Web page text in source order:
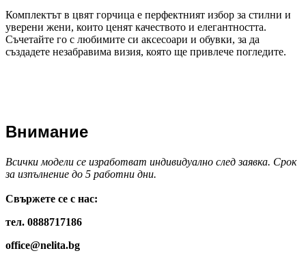
Комплектът в цвят горчица е перфектният избор за стилни и
уверени жени, които ценят качеството и елегантността.
Съчетайте го с любимите си аксесоари и обувки, за да
създадете незабравима визия, която ще привлече погледите.
Внимание
Всички модели се изработват индивидуално след заявка. Срок
за изпълнение до 5 работни дни.
Свържете се с нас:
тел. 0888717186
office@nelita.bg